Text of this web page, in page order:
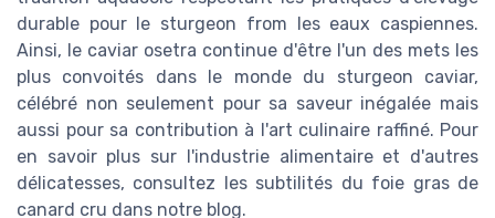
durable pour le sturgeon from les eaux caspiennes.
Ainsi, le caviar osetra continue d'être l'un des mets les
plus convoités dans le monde du sturgeon caviar,
célébré non seulement pour sa saveur inégalée mais
aussi pour sa contribution à l'art culinaire raffiné. Pour
en savoir plus sur l'industrie alimentaire et d'autres
délicatesses, consultez les subtilités du foie gras de
canard cru dans notre blog.